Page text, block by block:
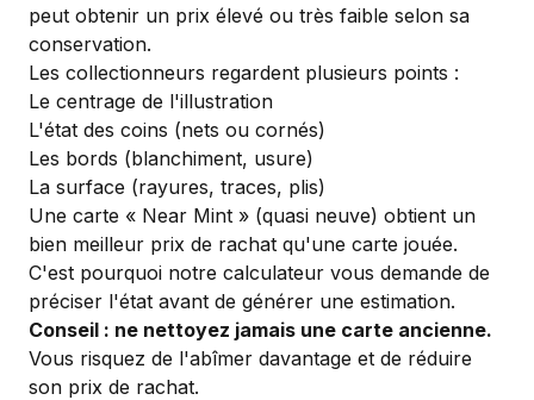
peut obtenir un prix élevé ou très faible selon sa
conservation.
Les collectionneurs regardent plusieurs points :
Le centrage de l'illustration
L'état des coins (nets ou cornés)
Les bords (blanchiment, usure)
La surface (rayures, traces, plis)
Une carte « Near Mint » (quasi neuve) obtient un
bien meilleur prix de rachat qu'une carte jouée.
C'est pourquoi notre calculateur vous demande de
préciser l'état avant de générer une estimation.
Conseil : ne nettoyez jamais une carte ancienne.
Vous risquez de l'abîmer davantage et de réduire
son prix de rachat.